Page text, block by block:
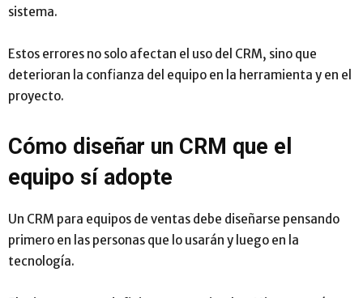
sistema.
Estos errores no solo afectan el uso del CRM, sino que
deterioran la confianza del equipo en la herramienta y en el
proyecto.
Cómo diseñar un CRM que el
equipo sí adopte
Un CRM para equipos de ventas debe diseñarse pensando
primero en las personas que lo usarán y luego en la
tecnología.